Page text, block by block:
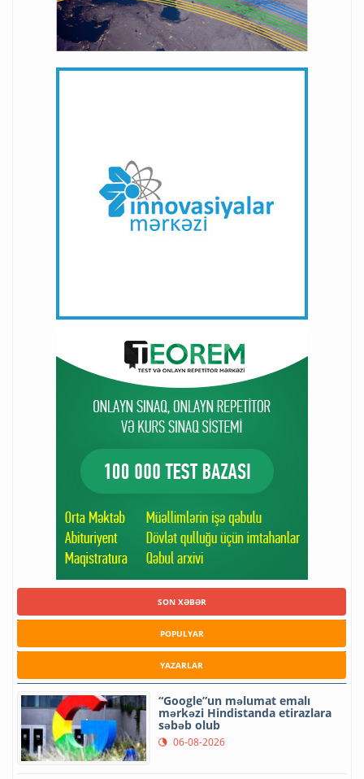
SON XƏBƏR
POPULYAR
YAZARLAR
“Google”un məlumat emalı
mərkəzi Hindistanda etirazlara
səbəb olub
06-08-2026